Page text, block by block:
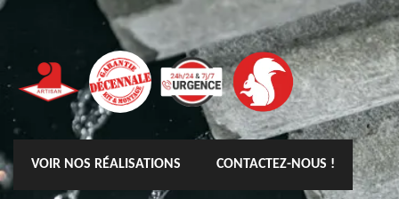
VOIR NOS RÉALISATIONS CONTACTEZ-NOUS !